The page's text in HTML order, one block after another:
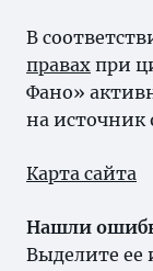
В
правах при
Фано»
на источник
Карта сайта
Нашли
Выделите